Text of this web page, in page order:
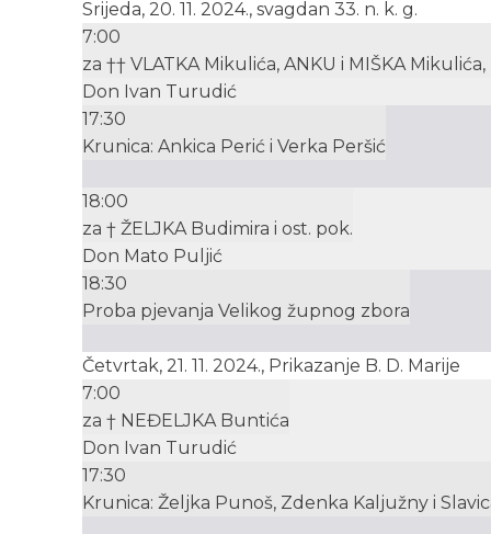
Srijeda, 20. 11. 2024., svagdan 33. n. k. g.
7:00
za †† VLATKA Mikulića, ANKU i MIŠKA
Don Ivan Turudić
17:30
Krunica: Ankica Perić i Verka Peršić
18:00
za † ŽELJKA Budimira i ost. pok.
Don Mato Puljić
18:30
Proba pjevanja Velikog župnog zbora
Četvrtak, 21. 11. 2024., Prikazanje B. D. Marije
7:00
za † NEĐELJKA Buntića
Don Ivan Turudić
17:30
Krunica: Željka Punoš, Zdenka Kaljužny i